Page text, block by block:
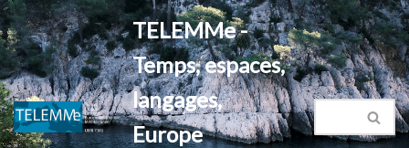
Aller
au
contenu
TELEMMe -
Temps, espaces,
langages,
Europe